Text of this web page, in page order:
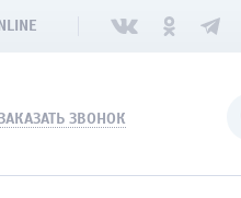
ЗВОНОК